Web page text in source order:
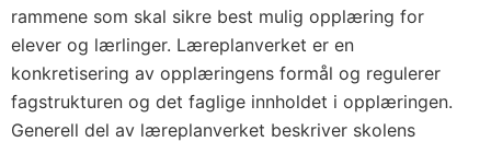
rammene som skal sikre best mulig opplæring for
elever og lærlinger. Læreplanverket er en
konkretisering av opplæringens formål og regulerer
fagstrukturen og det faglige innholdet i opplæringen.
Generell del av læreplanverket beskriver skolens